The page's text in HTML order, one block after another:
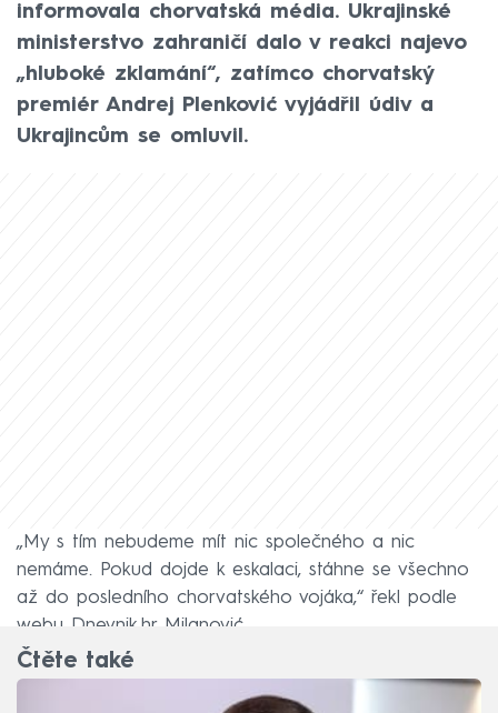
informovala chorvatská média. Ukrajinské
ministerstvo zahraničí dalo v reakci najevo
„hluboké zklamání“, zatímco chorvatský
premiér Andrej Plenković vyjádřil údiv a
Ukrajincům se omluvil.
„My s tím nebudeme mít nic společného a nic
nemáme. Pokud dojde k eskalaci, stáhne se všechno
až do posledního chorvatského vojáka,“ řekl podle
webu Dnevnik.hr Milanović.
Čtěte také